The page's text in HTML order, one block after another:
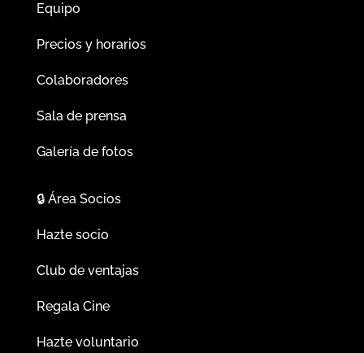
Equipo
Precios y horarios
Colaboradores
Sala de prensa
Galería de fotos
🔒Área Socios
Hazte socio
Club de ventajas
Regala Cine
Hazte voluntario